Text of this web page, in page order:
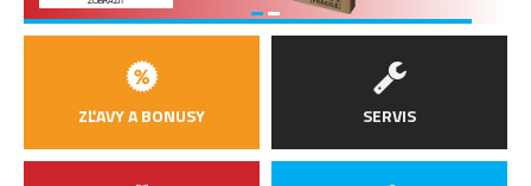
ZĽAVY A BONUSY SERVIS